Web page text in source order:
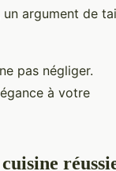
argument de
pas négliger.
à votre